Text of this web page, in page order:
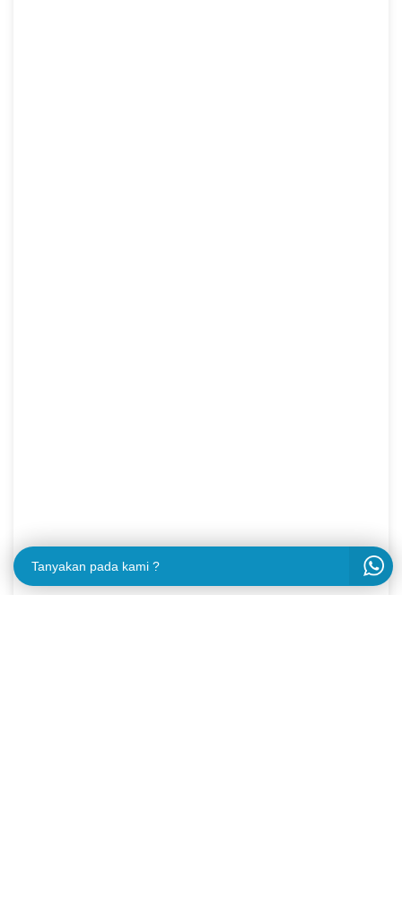
Tanyakan pada kami ?